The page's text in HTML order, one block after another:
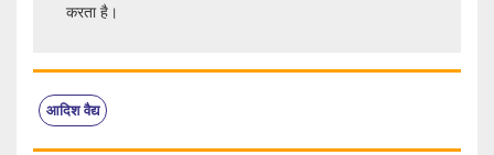
करता है।
आदिश वैद्य